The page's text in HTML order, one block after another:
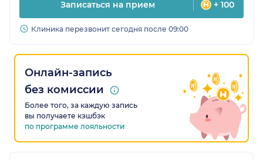
Записаться на прием + 100
Клиника перезвонит сегодня после 09:00
Онлайн-запись
без комиссии
Более того, за каждую запись
вы получаете кэшбэк
по программе лояльности